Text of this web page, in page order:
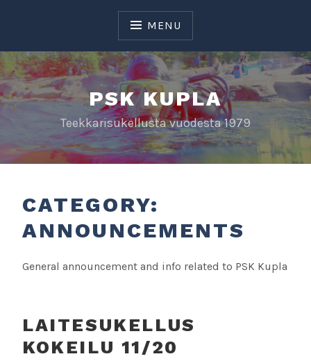
MENU
PSK KUPLA
Teekkarisukellusta vuodesta 1979
CATEGORY:
ANNOUNCEMENTS
General announcement and info related to PSK Kupla
LAITESUKELLUS
KOKEILU 11/20